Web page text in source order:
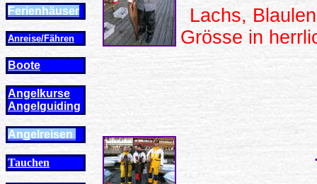
Ferienhäuser
Anreise/Fähren
Boote
Angelkurse
Angel guiding
Angelreisen
Tauchen
Lachs,
Grösse in